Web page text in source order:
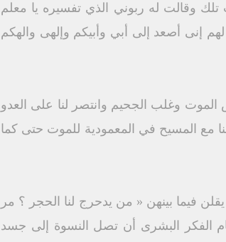
وقالت له ربوني الذي تفسيره يا معلم
إنى أصعد إلى أبي وأبيكم وإلهى والهكم
الموت وغلب الجحيم وانتصر لنا على العدو
مع المسيح في المعمودية للموت حتى كما
فيما بينهن « من يدحرج لنا الحجر ؟ مر
الفكر البشرى أن تصل النسوة إلى جسد